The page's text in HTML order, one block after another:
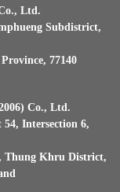
Ltd.
Subdistrict,
77140
Co., Ltd.
54, Intersection 6,
Thung Khru District,